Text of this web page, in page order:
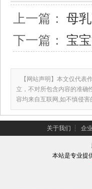
上一篇： 母
下一篇： 宝
【网站声明】本文仅代表
立，不对所包含内容的准确
容均来自互联网,如不慎侵害
关于我们 ┆ 企
本站是专业提